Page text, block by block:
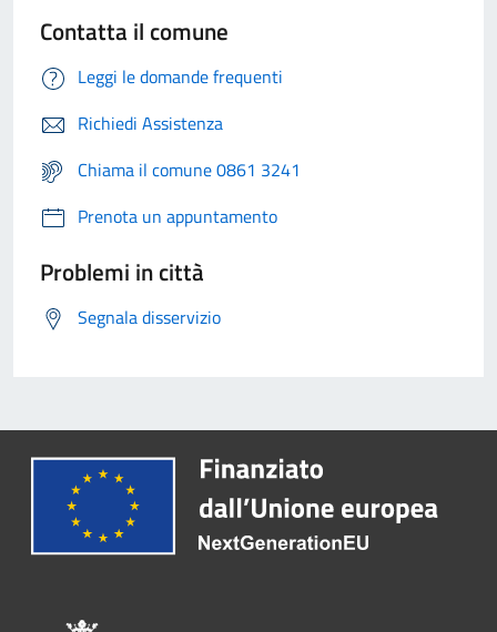
Contatta il comune
Leggi le domande frequenti
Richiedi Assistenza
Chiama il comune 0861 3241
Prenota un appuntamento
Problemi in città
Segnala disservizio